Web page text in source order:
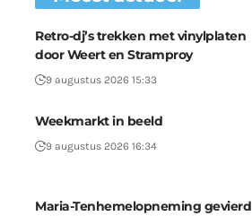
Retro-dj’s trekken met vinylplaten
door Weert en Stramproy
9 augustus 2026 15:33
Weekmarkt in beeld
9 augustus 2026 16:34
Maria-Tenhemelopneming gevierd